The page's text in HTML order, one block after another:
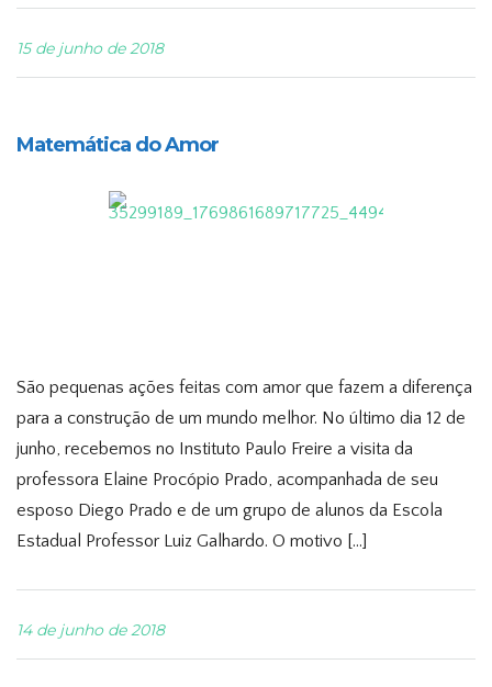
15 de junho de 2018
Matemática do Amor
São pequenas ações feitas com amor que fazem a diferença
para a construção de um mundo melhor. No último dia 12 de
junho, recebemos no Instituto Paulo Freire a visita da
professora Elaine Procópio Prado, acompanhada de seu
esposo Diego Prado e de um grupo de alunos da Escola
Estadual Professor Luiz Galhardo. O motivo […]
14 de junho de 2018